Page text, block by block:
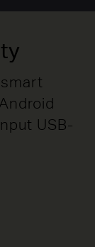
USB-